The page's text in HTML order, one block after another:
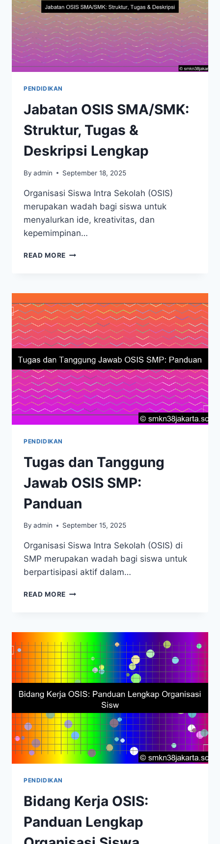
PENDIDIKAN
Jabatan OSIS SMA/SMK:
Struktur, Tugas &
Deskripsi Lengkap
By admin September 18, 2025
Organisasi Siswa Intra Sekolah (OSIS)
merupakan wadah bagi siswa untuk
menyalurkan ide, kreativitas, dan
kepemimpinan…
READ MORE JABATAN
TUGAS
&
DESKRIPSI
LENGKAP
PENDIDIKAN
Tugas dan Tanggung
Jawab OSIS SMP:
Panduan
By admin September 15, 2025
Organisasi Siswa Intra Sekolah (OSIS) di
SMP merupakan wadah bagi siswa untuk
berpartisipasi aktif dalam…
READ MORE TUGAS
OSIS
SMP:
PANDUAN
PENDIDIKAN
Bidang Kerja OSIS:
Panduan Lengkap